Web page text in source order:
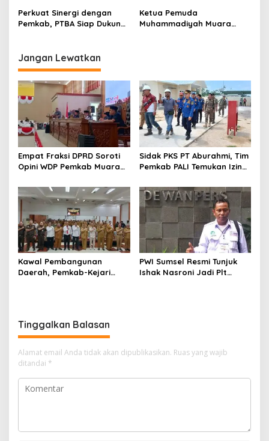
Rabain Muara Enim Ditunda
Muara Enim Turun Verifikasi
Perkuat Sinergi dengan
Pemkab, PTBA Siap Dukung
Ketua Pemuda
Muhammadiyah Muara
Jangan Lewatkan
Empat Fraksi DPRD Soroti
Opini WDP Pemkab Muara
Kelola Keuangan
Sidak PKS PT Aburahmi, Tim
Pemkab PALI Temukan Izin
Kawal Pembangunan
Daerah, Pemkab-Kejari
PWI Sumsel Resmi Tunjuk
Ishak Nasroni Jadi Plt
Tinggalkan Balasan
Alamat email Anda tidak akan dipublikasikan. Ruas yang wajib
ditandai *